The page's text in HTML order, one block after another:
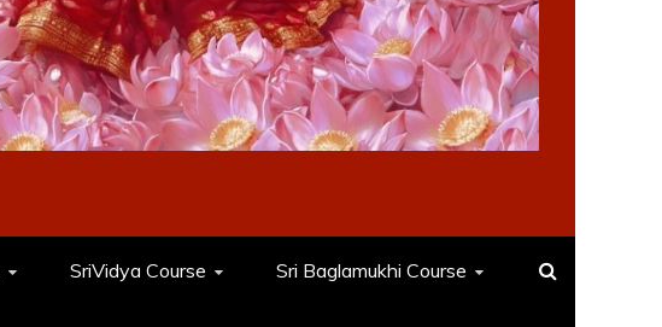
SriVidya Course Sri Baglamukhi Course